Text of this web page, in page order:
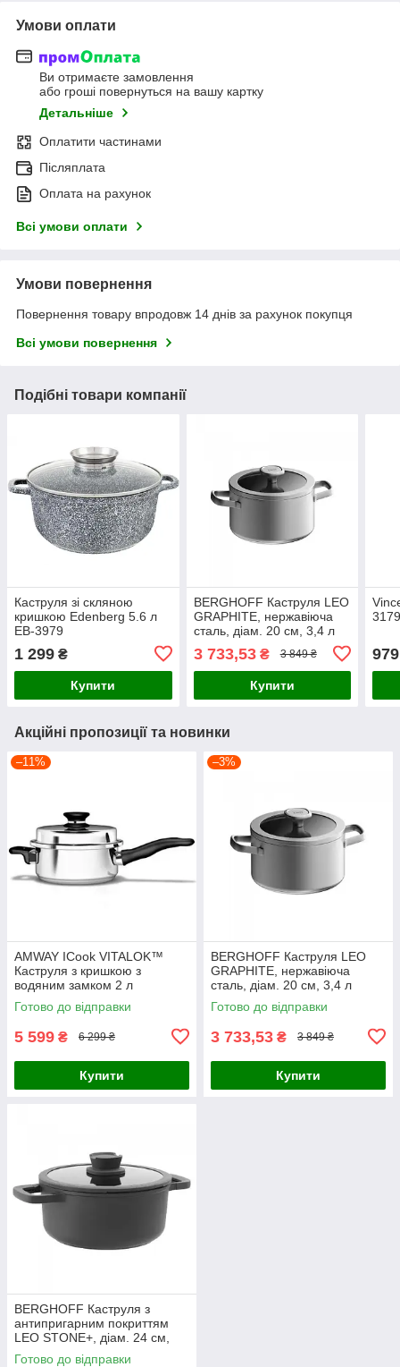
Умови оплати
Ви отримаєте замовлення
або гроші повернуться на вашу картку
Детальніше
Оплатити частинами
Післяплата
Оплата на рахунок
Всі умови оплати
Умови повернення
Повернення товару впродовж 14 днів за рахунок покупця
Всі умови повернення
Подібні товари компанії
Каструля зі скляною
кришкою Edenberg 5.6 л
EB-3979
1 299 ₴
Купити
BERGHOFF Каструля LEO
GRAPHITE, нержавіюча
сталь, діам. 20 см, 3,4 л
3 733,53₴ 3 849 ₴
Купити
979
Акційні пропозиції та новинки
–11%
AMWAY ICook VITALOK™
Каструля з кришкою з
водяним замком 2 л
Готово до відправки
5 599 ₴ 6 299 ₴
Купити
–3%
BERGHOFF Каструля LEO
GRAPHITE, нержавіюча
сталь, діам. 20 см, 3,4 л
Готово до відправки
3 733,53 ₴ 3 849 ₴
Купити
BERGHOFF Каструля з
антипригарним покриттям
LEO STONE+, діам. 24 см,
4,4 л
Готово до відправки